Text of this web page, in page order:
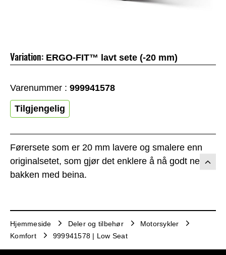
Førersete som er 20 mm lavere og smalere enn
originalsetet, som gjør det enklere å nå godt ned til
bakken med beina.
Variation: ERGO-FIT™ lavt sete (-20 mm)
Varenummer : 999941578
Tilgjengelig
Hjemmeside Deler og tilbehør
Motorsykler
Komfort
999941578 | Low Seat